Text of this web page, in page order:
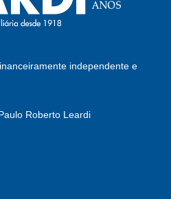
independente e
Roberto Leardi